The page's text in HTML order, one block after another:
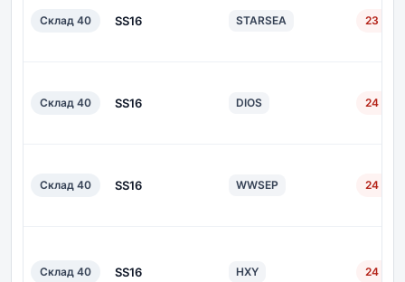
Склад 40 SS16 STARSEA 23 дн.
Склад 40 SS16 DIOS 24 дн.
Склад 40 SS16 WWSEP 24 дн.
Склад 40 SS16 HXY 24 дн.